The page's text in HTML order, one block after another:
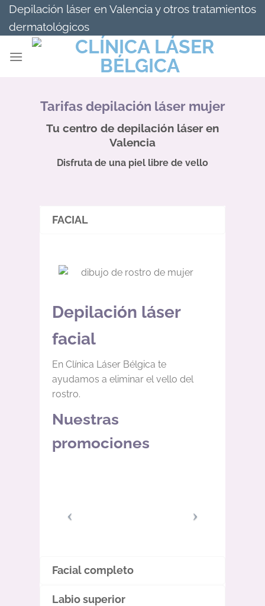
Saltar
contenido
Depilación láser en Valencia y otros tratamientos
dermatológicos
Tarifas depilación láser mujer
Tu centro de depilación láser en
Valencia
Disfruta de una piel libre de vello
FACIAL
Depilación láser
facial
En Clínica Láser Bélgica te
ayudamos a eliminar el vello del
rostro.
Nuestras
promociones
Facial completo
Labio superior